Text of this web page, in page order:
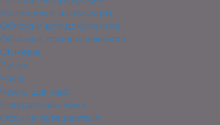
Настольные аксессуары
Обложки для документов
Офисные принадлежности
Стикеры
Папки
Часы
Чехлы для карт
Натуральная кожа
Отдых и путешествия